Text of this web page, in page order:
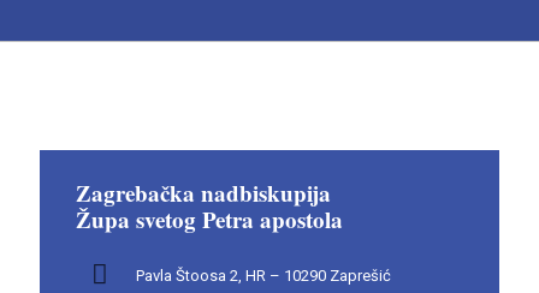
Zagrebačka nadbiskupija
Župa svetog Petra apostola
Pavla Štoosa 2, HR – 10290 Zaprešić